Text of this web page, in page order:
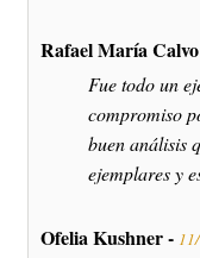
Rafael María
Fue todo un
compromiso
buen análisis
ejemplares y
Ofelia Kushner -